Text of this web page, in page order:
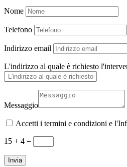
Nome
Telefono
Indirizzo email
L'indirizzo al quale è richiesto
Messaggio
Accetti i termini e condizioni e
15 + 4 =
Invia